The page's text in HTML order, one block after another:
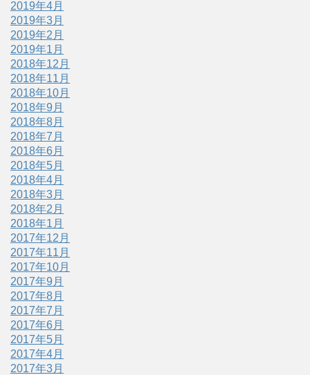
2019年4月
2019年3月
2019年2月
2019年1月
2018年12月
2018年11月
2018年10月
2018年9月
2018年8月
2018年7月
2018年6月
2018年5月
2018年4月
2018年3月
2018年2月
2018年1月
2017年12月
2017年11月
2017年10月
2017年9月
2017年8月
2017年7月
2017年6月
2017年5月
2017年4月
2017年3月